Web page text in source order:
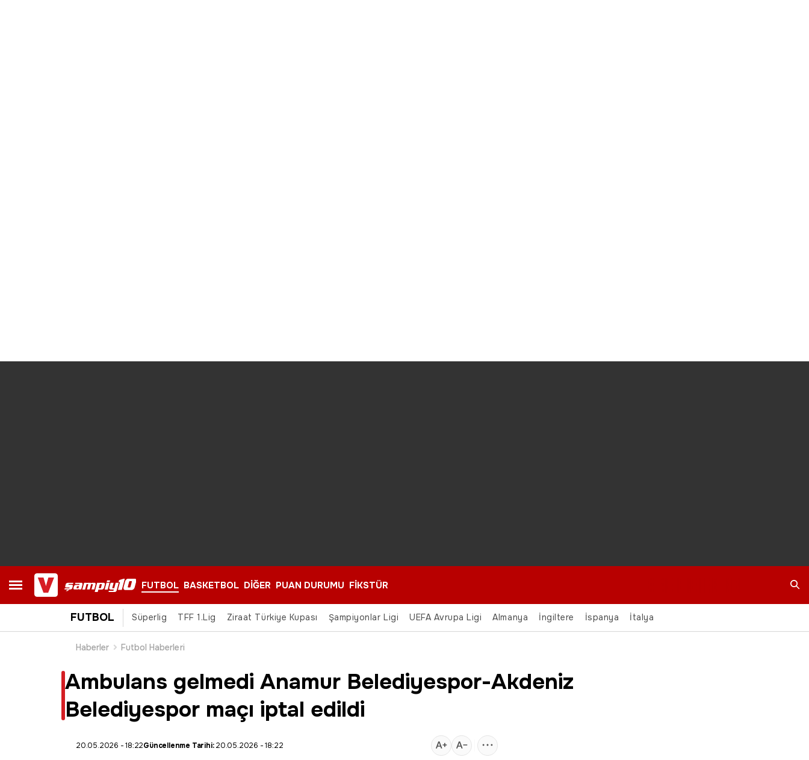
FUTBOL BASKETBOL DİĞER PUAN DURUMU FİKSTÜR
FUTBOL Süperlig TFF 1.Lig Ziraat Türkiye Kupası Şampiyonlar Ligi UEFA Avrupa Ligi Almanya İngiltere İspanya İtalya
Haberler Futbol Haberleri
Ambulans gelmedi Anamur Belediyespor-Akdeniz
Belediyespor maçı iptal edildi
20.05.2026 - 18:22Güncellenme Tarihi:20.05.2026 - 18:22